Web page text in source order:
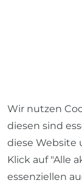
Wir nutzen
diesen sind
diese Website
Klick auf "Alle
essenziellen